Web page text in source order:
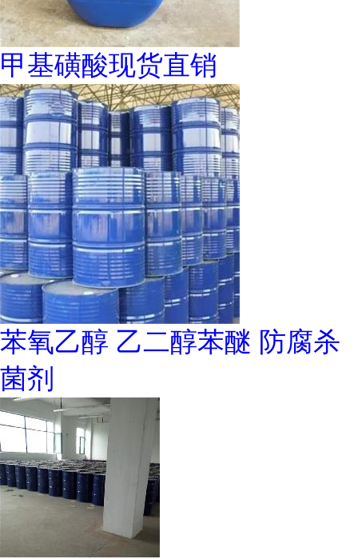
甲基磺酸现货直销
苯氧乙醇 乙二醇苯醚 防腐杀
菌剂